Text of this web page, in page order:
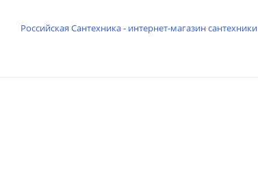
Российская Сантехника - интернет-магазин сантехники